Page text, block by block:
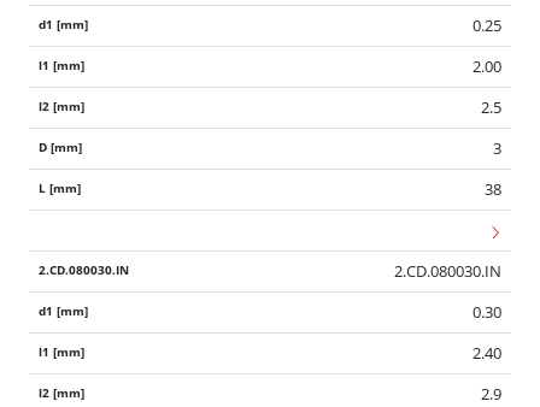
0.25
2.00
2.5
3
38
2.CD.080030.IN
0.30
2.40
2.9